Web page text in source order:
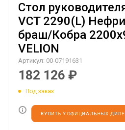
Стол
VCT 2290(L)
браш/Кобра
VELION
Артикул: 00-07191631
182 126 ₽
Под заказ
КУПИТЬ У ОФИЦИАЛЬНЫХ